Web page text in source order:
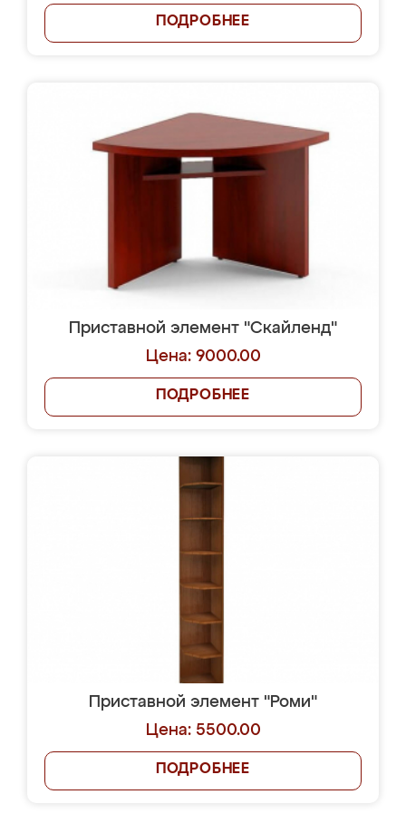
ПОДРОБНЕЕ
Приставной элемент "Скайленд"
Цена: 9000.00
ПОДРОБНЕЕ
Приставной элемент "Роми"
Цена: 5500.00
ПОДРОБНЕЕ